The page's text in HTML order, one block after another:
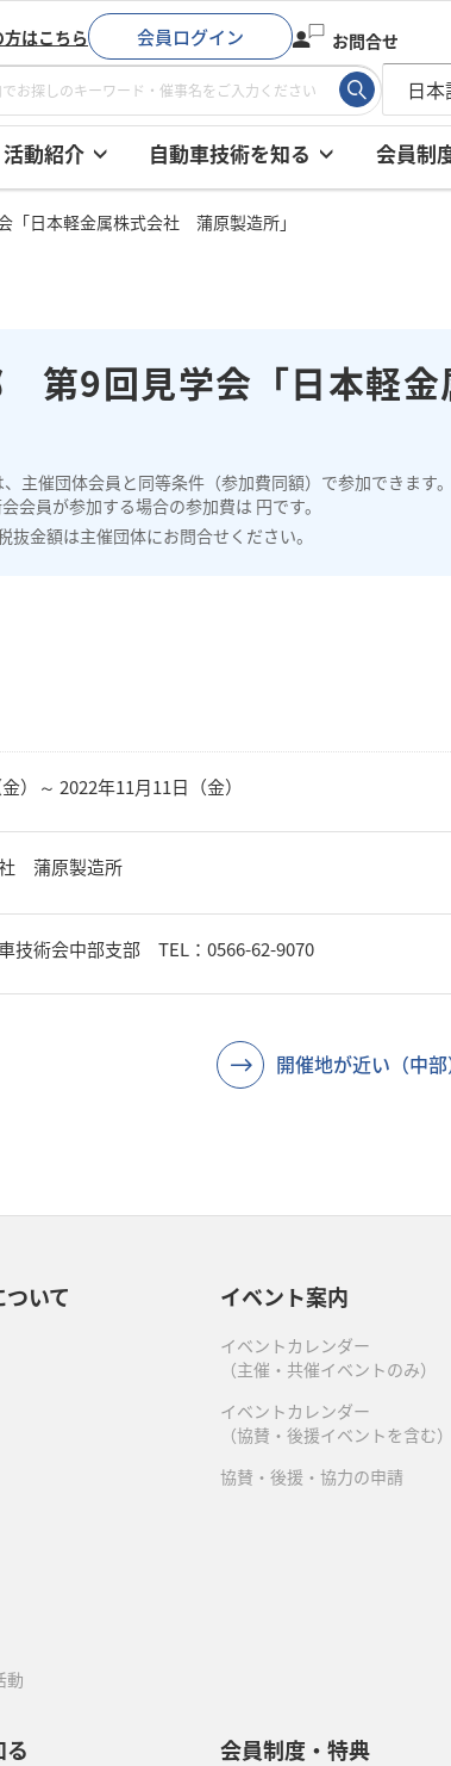
はこちら 会員ログイン お問合せ
動紹介 自動車技術を知る 会員制
日本軽金属株式会社 蒲原製造所」
第9回見学会「日本軽
主催団体会員と同等条件（参加費同額）で参加できます。
会員が参加する場合の参加費は 円です。
抜金額は主催団体にお問合せください。
）～ 2022年11月11日（金）
蒲原製造所
技術会中部支部 TEL：0566-62-9070
開催地が近い（中
いて
動
イベント案内
イベントカレンダー
（主催・共催イベントのみ）
イベントカレンダー
（協賛・後援イベントを含む）
協賛・後援・協力の申請
会員制度・特典